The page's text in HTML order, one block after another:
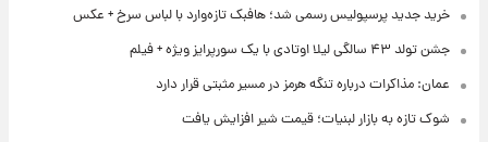
خرید جدید پرسپولیس رسمی شد؛ هافبک تازه‌وارد با لباس سرخ + عکس
جشن تولد ۴۳ سالگی لیلا اوتادی با یک سورپرایز ویژه + فیلم
عمان: مذاکرات درباره تنگه هرمز در مسیر مثبتی قرار دارد
شوک تازه به بازار لبنیات؛ قیمت شیر افزایش یافت